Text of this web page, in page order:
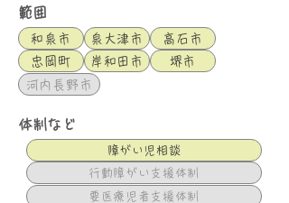
範囲
和泉市 泉大津市
高石市
忠岡町
岸和田市
堺市
河内長野市
体制など
障がい児相談
行動障がい支援体制
要医療児者支援体制